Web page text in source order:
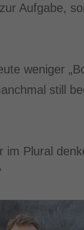
Aufgabe,
weniger
still
im Plural